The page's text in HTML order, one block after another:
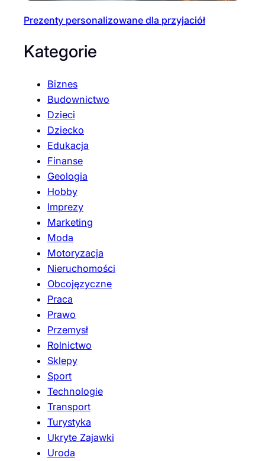
Prezenty personalizowane dla przyjaciół
Kategorie
Biznes
Budownictwo
Dzieci
Dziecko
Edukacja
Finanse
Geologia
Hobby
Imprezy
Marketing
Moda
Motoryzacja
Nieruchomości
Obcojęzyczne
Praca
Prawo
Przemysł
Rolnictwo
Sklepy
Sport
Technologie
Transport
Turystyka
Ukryte Zajawki
Uroda